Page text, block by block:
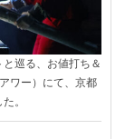
巡る、お値打ち＆
ワー）にて、京都
。